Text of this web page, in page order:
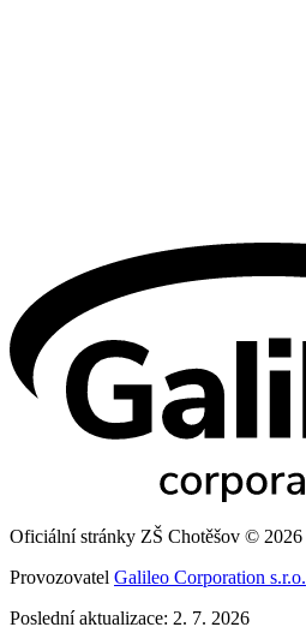
Oficiální stránky ZŠ Chotěšov © 2026
Provozovatel Galileo Corporation s.r.o.
Poslední aktualizace: 2. 7. 2026